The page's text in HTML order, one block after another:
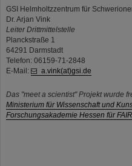
GSI Helmholtzzentrum für
Dr. Arjan Vink
Leiter Drittmittelstelle
Planckstraße 1
64291 Darmstadt
Telefon: 06159-71-2848
E-Mail:
a.vink(at)gsi.de
Das "meet a scientist" Projekt wurde
Ministerium für Wissenschaft und
Forschungsakademie Hessen für FAIR